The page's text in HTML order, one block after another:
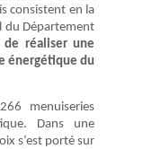
consistent en la
du Département
de réaliser une
énergétique du
menuiseries
Dans une
s’est porté sur